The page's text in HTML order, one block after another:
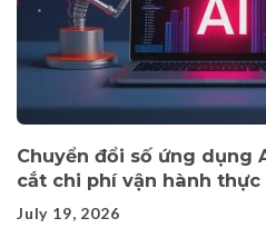
Chuyển đổi số ứng dụng
cắt chi phí vận hành thực
July 19, 2026